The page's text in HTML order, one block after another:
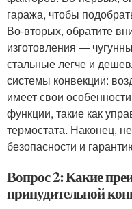
гаража, чтобы
Во-вторых, обратите
изготовления —
стальные легче и
системы конвекции:
имеет свои
функции, такие как
термостата. Наконец,
безопасности и
Вопрос 2: Какие
принудительной